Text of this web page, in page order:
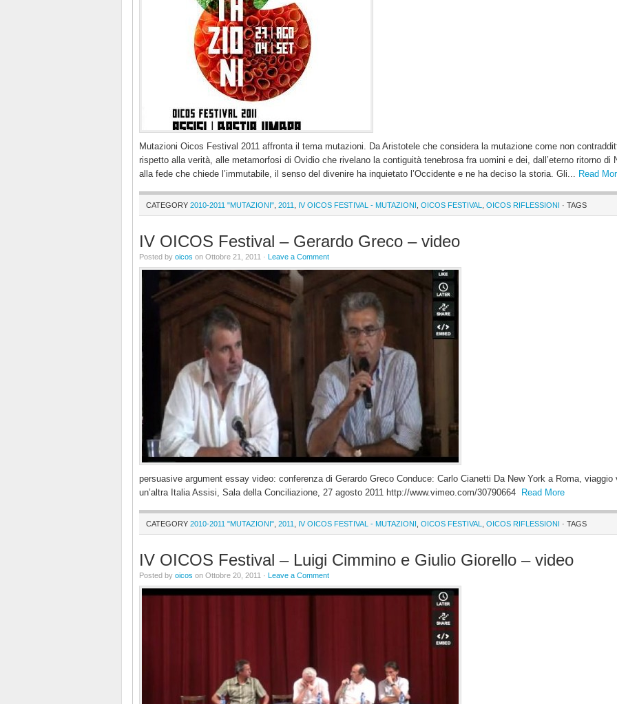
Mutazioni Oicos Festival 2011 affronta il tema mutazioni. Da Aristotele che considera la mutazione come non
rispetto alla verità, alle metamorfosi di Ovidio che rivelano la contiguità tenebrosa fra uomini e dei, dall’eterno ritorno di
alla fede che chiede l’immutabile, il senso del divenire ha inquietato l’Occidente e ne ha deciso la storia. Gli... Read
CATEGORY 2010-2011 "MUTAZIONI" 2011 IV OICOS FESTIVAL - MUTAZIONI OICOS FESTIVAL OICOS RIFLESSIONI · TAGS
IV OICOS Festival – Gerardo Greco – video
Posted by oicos on Ottobre 21, 2011 · Leave a Comment
persuasive argument essay video: conferenza di Gerardo Greco Conduce: Carlo Cianetti Da New York a Roma, viaggio
un’altra Italia Assisi, Sala della Conciliazione, 27 agosto 2011 http://www.vimeo.com/30790664
Read More
CATEGORY 2010-2011 "MUTAZIONI" 2011 IV OICOS FESTIVAL - MUTAZIONI OICOS FESTIVAL OICOS RIFLESSIONI · TAGS
IV OICOS Festival – Luigi Cimmino e Giulio Giorello – video
Posted by oicos on Ottobre 20, 2011 · Leave a Comment